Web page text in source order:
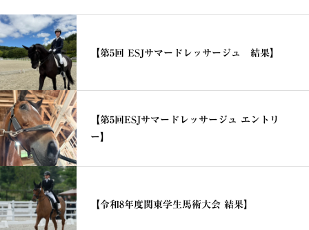
【第5回 ESJサマードレッサージュ 結果】
【第5回ESJサマードレッサージュ エントリ
ー】
【令和8年度関東学生馬術大会 結果】